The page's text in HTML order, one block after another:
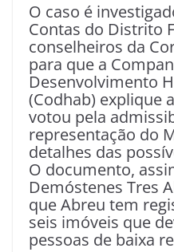
O caso é
Contas do Distrito
conselheiros da
para que a
Desenvolvimento
(Codhab) explique
votou pela
representação do
detalhes das
O documento,
Demóstenes Tres
que Abreu tem
seis imóveis que
pessoas de baixa